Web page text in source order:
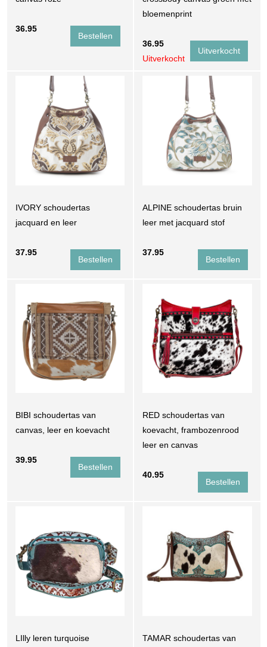
36.95
bloemenprint
36.95
Uitverkocht
IVORY schoudertas
jacquard en leer
37.95
ALPINE schoudertas bruin
leer met jacquard stof
37.95
BIBI schoudertas van
canvas, leer en koevacht
39.95
RED schoudertas van
koevacht, frambozenrood
leer en canvas
40.95
LIlly leren turquoise
TAMAR schoudertas van